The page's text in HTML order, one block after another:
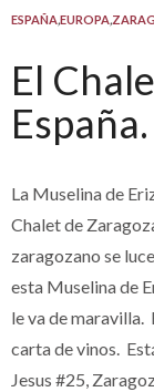
ESPAÑA,EUROPA,
El
España.
La Muselina de
Chalet de
zaragozano se
esta Muselina de
le va de maravilla.
carta de vinos.
Jesus #25,